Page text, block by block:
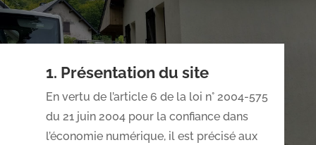
1. Présentation du site
En vertu de l’article 6 de la loi n° 2004-575
du 21 juin 2004 pour la confiance dans
l’économie numérique, il est précisé aux